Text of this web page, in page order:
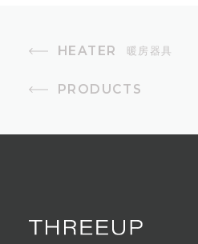
温度ヒューズ、
1.5m
クリートアンカー
HEATER 暖房器具
PRODUCTS